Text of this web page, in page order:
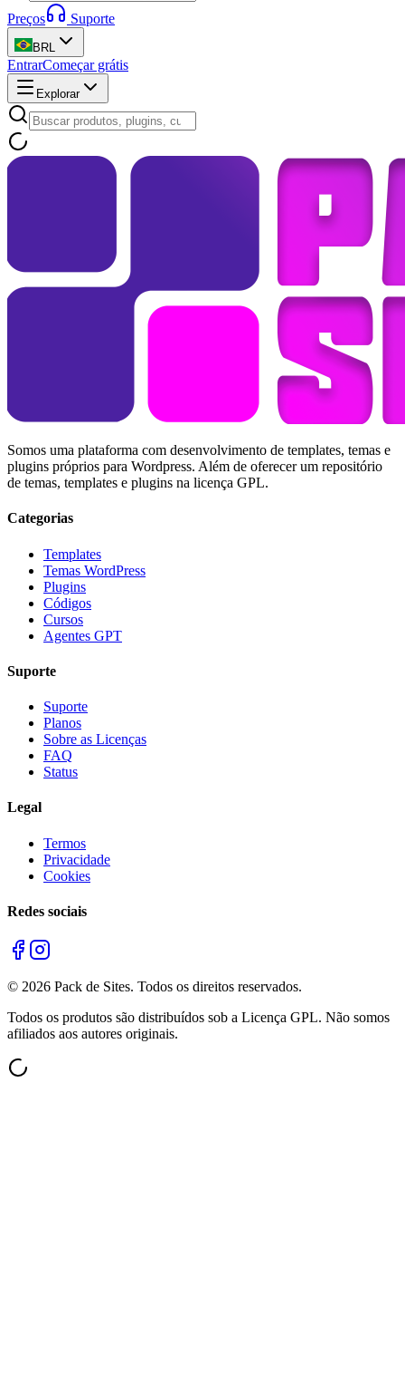
Preços Suporte
BRL
EntrarComeçar grátis
Explorar
Somos uma plataforma com desenvolvimento de templates, temas e
plugins próprios para Wordpress. Além de oferecer um repositório
de temas, templates e plugins na licença GPL.
Categorias
Templates
Temas WordPress
Plugins
Códigos
Cursos
Agentes GPT
Suporte
Suporte
Planos
Sobre as Licenças
FAQ
Status
Legal
Termos
Privacidade
Cookies
Redes sociais
© 2026 Pack de Sites. Todos os direitos reservados.
Todos os produtos são distribuídos sob a Licença GPL. Não somos
afiliados aos autores originais.